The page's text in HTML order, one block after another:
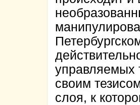
управляемых
своим
слоя, к